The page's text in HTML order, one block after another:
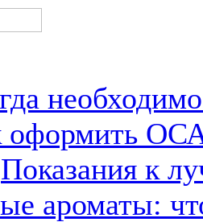
оформить
Показания к
ароматы: